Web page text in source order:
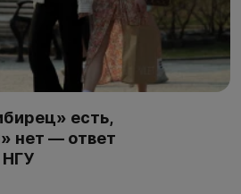
есть,
нет — ответ
НГУ